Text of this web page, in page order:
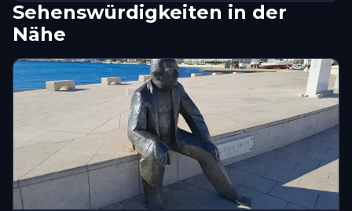
Sehenswürdigkeiten in der
Nähe